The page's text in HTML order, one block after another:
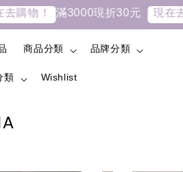
購物！ 滿3000現折30元 現在去
商品分類 品牌分類
類 Wishlist